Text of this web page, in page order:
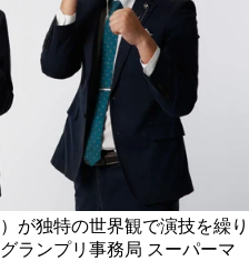
が独特の世界観で演技を繰り
ランプリ事務局 スーパーマ